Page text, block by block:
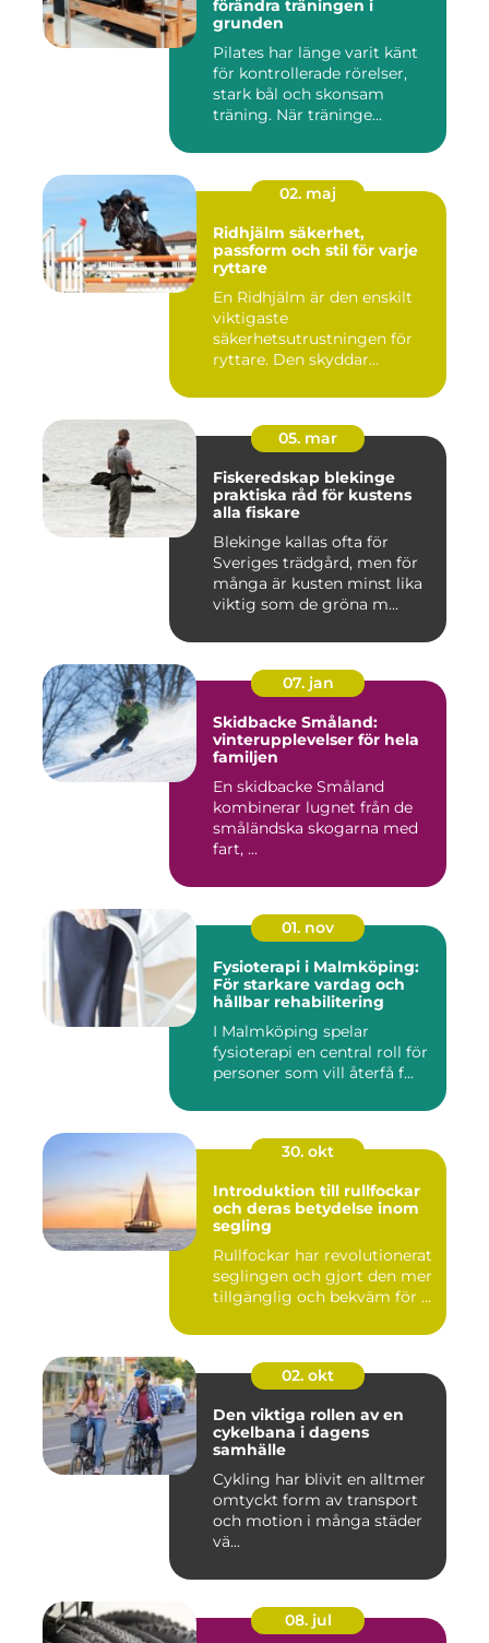
förändra träningen i
grunden
Pilates har länge varit känt
för kontrollerade rörelser,
stark bål och skonsam
träning. När träninge...
02. maj
Ridhjälm säkerhet,
passform och stil för varje
ryttare
En Ridhjälm är den enskilt
viktigaste
säkerhetsutrustningen för
ryttare. Den skyddar
05. mar
Fiskeredskap blekinge
praktiska råd för kustens
alla fiskare
Blekinge kallas ofta för
Sveriges trädgård, men för
många är kusten minst lika
viktig som de gröna m...
07. jan
Skidbacke Småland:
vinterupplevelser för hela
familjen
En skidbacke Småland
kombinerar lugnet från de
småländska skogarna med
fart, ...
01. nov
Fysioterapi i Malmköping:
För starkare vardag och
hållbar rehabilitering
I Malmköping spelar
fysioterapi en central roll för
personer som vill återfå f...
30. okt
Introduktion till rullfockar
och deras betydelse inom
segling
Rullfockar har revolutionerat
seglingen och gjort den mer
tillgänglig och bekväm för ...
02. okt
Den viktiga rollen av en
cykelbana i dagens
samhälle
Cykling har blivit en alltmer
omtyckt form av transport
och motion i många städer
vä...
08. jul